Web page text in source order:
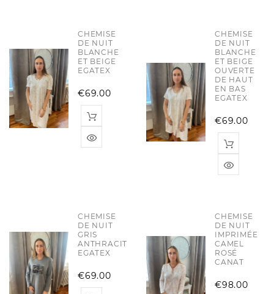
CHEMISE
DE NUIT
BLANCHE
ET BEIGE
EGATEX
€69.00
CHEMISE
DE NUIT
BLANCHE
ET BEIGE
OUVERTE
DE HAUT
EN BAS
EGATEX
€69.00
CHEMISE
DE NUIT
GRIS
ANTHRACITE
EGATEX
€69.00
CHEMISE
DE NUIT
IMPRIMÉE
CAMEL
ROSÉ
CANAT
€98.00